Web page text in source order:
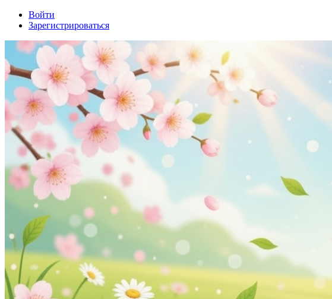
Войти
Зарегистрироваться